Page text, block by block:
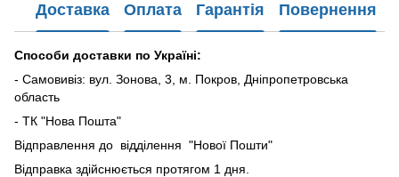
Доставка Оплата Гарантія Повернення
Способи доставки по Україні:
- Самовивіз: вул. Зонова, 3, м. Покров, Дніпропетровська
область
- ТК "Нова Пошта"
Відправлення до відділення "Нової Пошти"
Відправка здійснюється протягом 1 дня.